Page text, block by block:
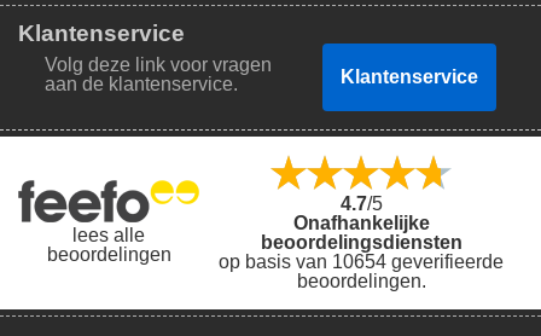
Klantenservice
Volg deze link voor vragen
aan de klantenservice.
Klantenservice
lees alle
beoordelingen
4.7/5
Onafhankelijke
beoordelingsdiensten
op basis van 10654 geverifieerde
beoordelingen.